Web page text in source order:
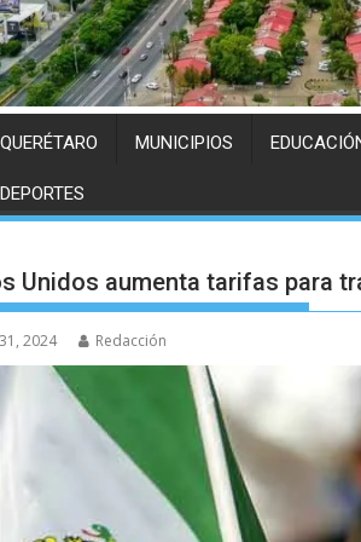
QUERÉTARO MUNICIPIOS
DEPORTES
Unidos aumenta tarifas para
2024 Redacción